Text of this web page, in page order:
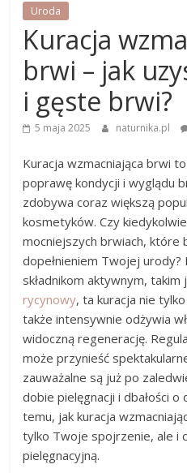
Uroda
Kuracja
brwi – jak
i gęste brwi?
5 maja 2025 naturnika.pl
Kuracja wzmacniająca brwi
poprawę kondycji i wyglądu
zdobywa coraz większą
kosmetyków. Czy
mocniejszych brwiach, które
dopełnieniem Twojej urody?
składnikom aktywnym, takim
rycynowy, ta kuracja nie
także intensywnie odżywia
widoczną regenerację.
może przynieść
zauważalne są już po
dobie pielęgnacji i dbałości
temu, jak kuracja
tylko Twoje spojrzenie, ale i
pielęgnacyjną.